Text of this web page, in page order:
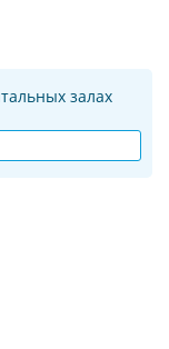
залах